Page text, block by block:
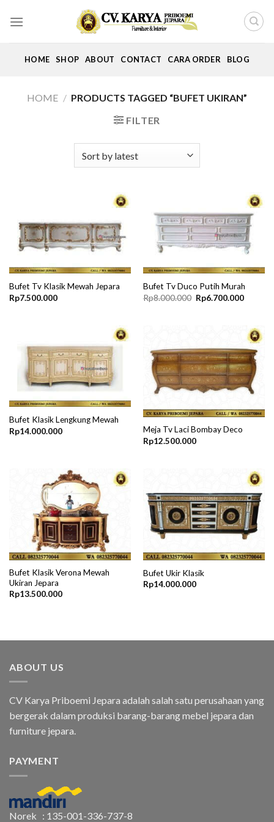
HOME SHOP ABOUT CONTACT CARA ORDER BLOG
HOME / PRODUCTS TAGGED “BUFET UKIRAN”
FILTER
Bufet Tv Klasik Mewah Jepara
Rp7.500.000
Bufet Tv Duco Putih Murah
Rp8.000.000 Original
price
Rp6.700.000Current
Bufet Klasik Lengkung Mewah
Rp14.000.000
Meja Tv Laci Bombay Deco
Rp12.500.000
Bufet Klasik Verona Mewah
Ukiran Jepara
Rp13.500.000
Bufet Ukir Klasik
Rp14.000.000
ABOUT US
CV Karya Priboemi Jepara adalah salah satu perusahaan yang
bergerak dalam produksi barang-barang mebel jepara dan
furniture jepara.
PAYMENT
Norek : 135-001-336-737-8